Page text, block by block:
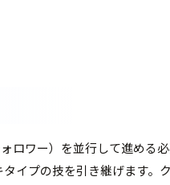
ロワー）を並行して進める
イプの技を引き継げます。